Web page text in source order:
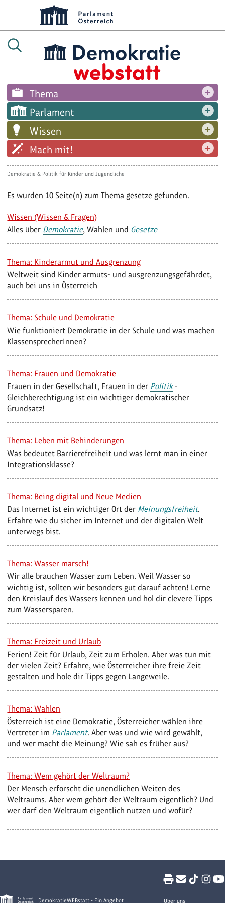
Thema
Parlament
Wissen
Mach mit!
Demokratie & Politik für Kinder und Jugendliche
Es wurden 10 Seite(n) zum Thema gesetze gefunden.
Wissen (Wissen & Fragen)
Alles über Demokratie, Wahlen und Gesetze
Thema: Kinderarmut und Ausgrenzung
Weltweit sind Kinder armuts- und ausgrenzungsgefährdet,
auch bei uns in Österreich
Thema: Schule und Demokratie
Wie funktioniert Demokratie in der Schule und was machen
KlassensprecherInnen?
Thema: Frauen und Demokratie
Frauen in der Gesellschaft, Frauen in der Politik-
Gleichberechtigung ist ein wichtiger demokratischer
Grundsatz!
Thema: Leben mit Behinderungen
Was bedeutet Barrierefreiheit und was lernt man in einer
Integrationsklasse?
Thema: Being digital und Neue Medien
Das Internet ist ein wichtiger Ort der Meinungsfreiheit.
Erfahre wie du sicher im Internet und der digitalen Welt
unterwegs bist.
Thema: Wasser marsch!
Wir alle brauchen Wasser zum Leben. Weil Wasser so
wichtig ist, sollten wir besonders gut darauf achten! Lerne
den Kreislauf des Wassers kennen und hol dir clevere Tipps
zum Wassersparen.
Thema: Freizeit und Urlaub
Ferien! Zeit für Urlaub, Zeit zum Erholen. Aber was tun mit
der vielen Zeit? Erfahre, wie Österreicher ihre freie Zeit
gestalten und hole dir Tipps gegen Langeweile.
Thema: Wahlen
Österreich ist eine Demokratie, Österreicher wählen ihre
Vertreter im Parlament. Aber was und wie wird gewählt,
und wer macht die Meinung? Wie sah es früher aus?
Thema: Wem gehört der Weltraum?
Der Mensch erforscht die unendlichen Weiten des
Weltraums. Aber wem gehört der Weltraum eigentlich? Und
wer darf den Weltraum eigentlich nutzen und wofür?
DemokratieWEBstatt - Ein Angebot Über uns